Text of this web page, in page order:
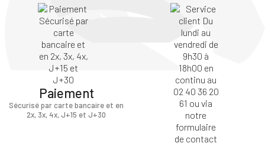
Paiement
Sécurisé par carte bancaire et en
2x, 3x, 4x, J+15 et J+30